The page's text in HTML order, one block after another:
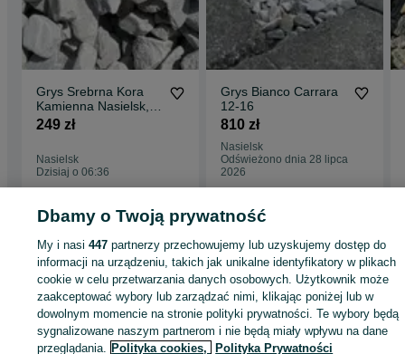
Grys Srebrna Kora
Kamienna Nasielsk,
Legionowo,
249 zł
Nasielsk
Dzisiaj o 06:36
Grys Bianco Carrara
12-16
810 zł
Nasielsk
Odświeżono dnia 28 lipca
2026
Mazowieckie
Grys - Nasielsk
KATEGORIA
ID:974956448 Wyświetlenia:
Dbamy o Twoją prywatność
My i nasi447 partnerzy przechowujemy lub uzyskujemy dostęp do
informacji na urządzeniu, takich jak unikalne identyfikatory w plikach
cookie w celu przetwarzania danych osobowych. Użytkownik może
zaakceptować wybory lub zarządzać nimi, klikając poniżej lub w
dowolnym momencie na stronie polityki prywatności. Te wybory będą
sygnalizowane naszym partnerom i nie będą miały wpływu na dane
przeglądania. Polityka cookies, Polityka Prywatności